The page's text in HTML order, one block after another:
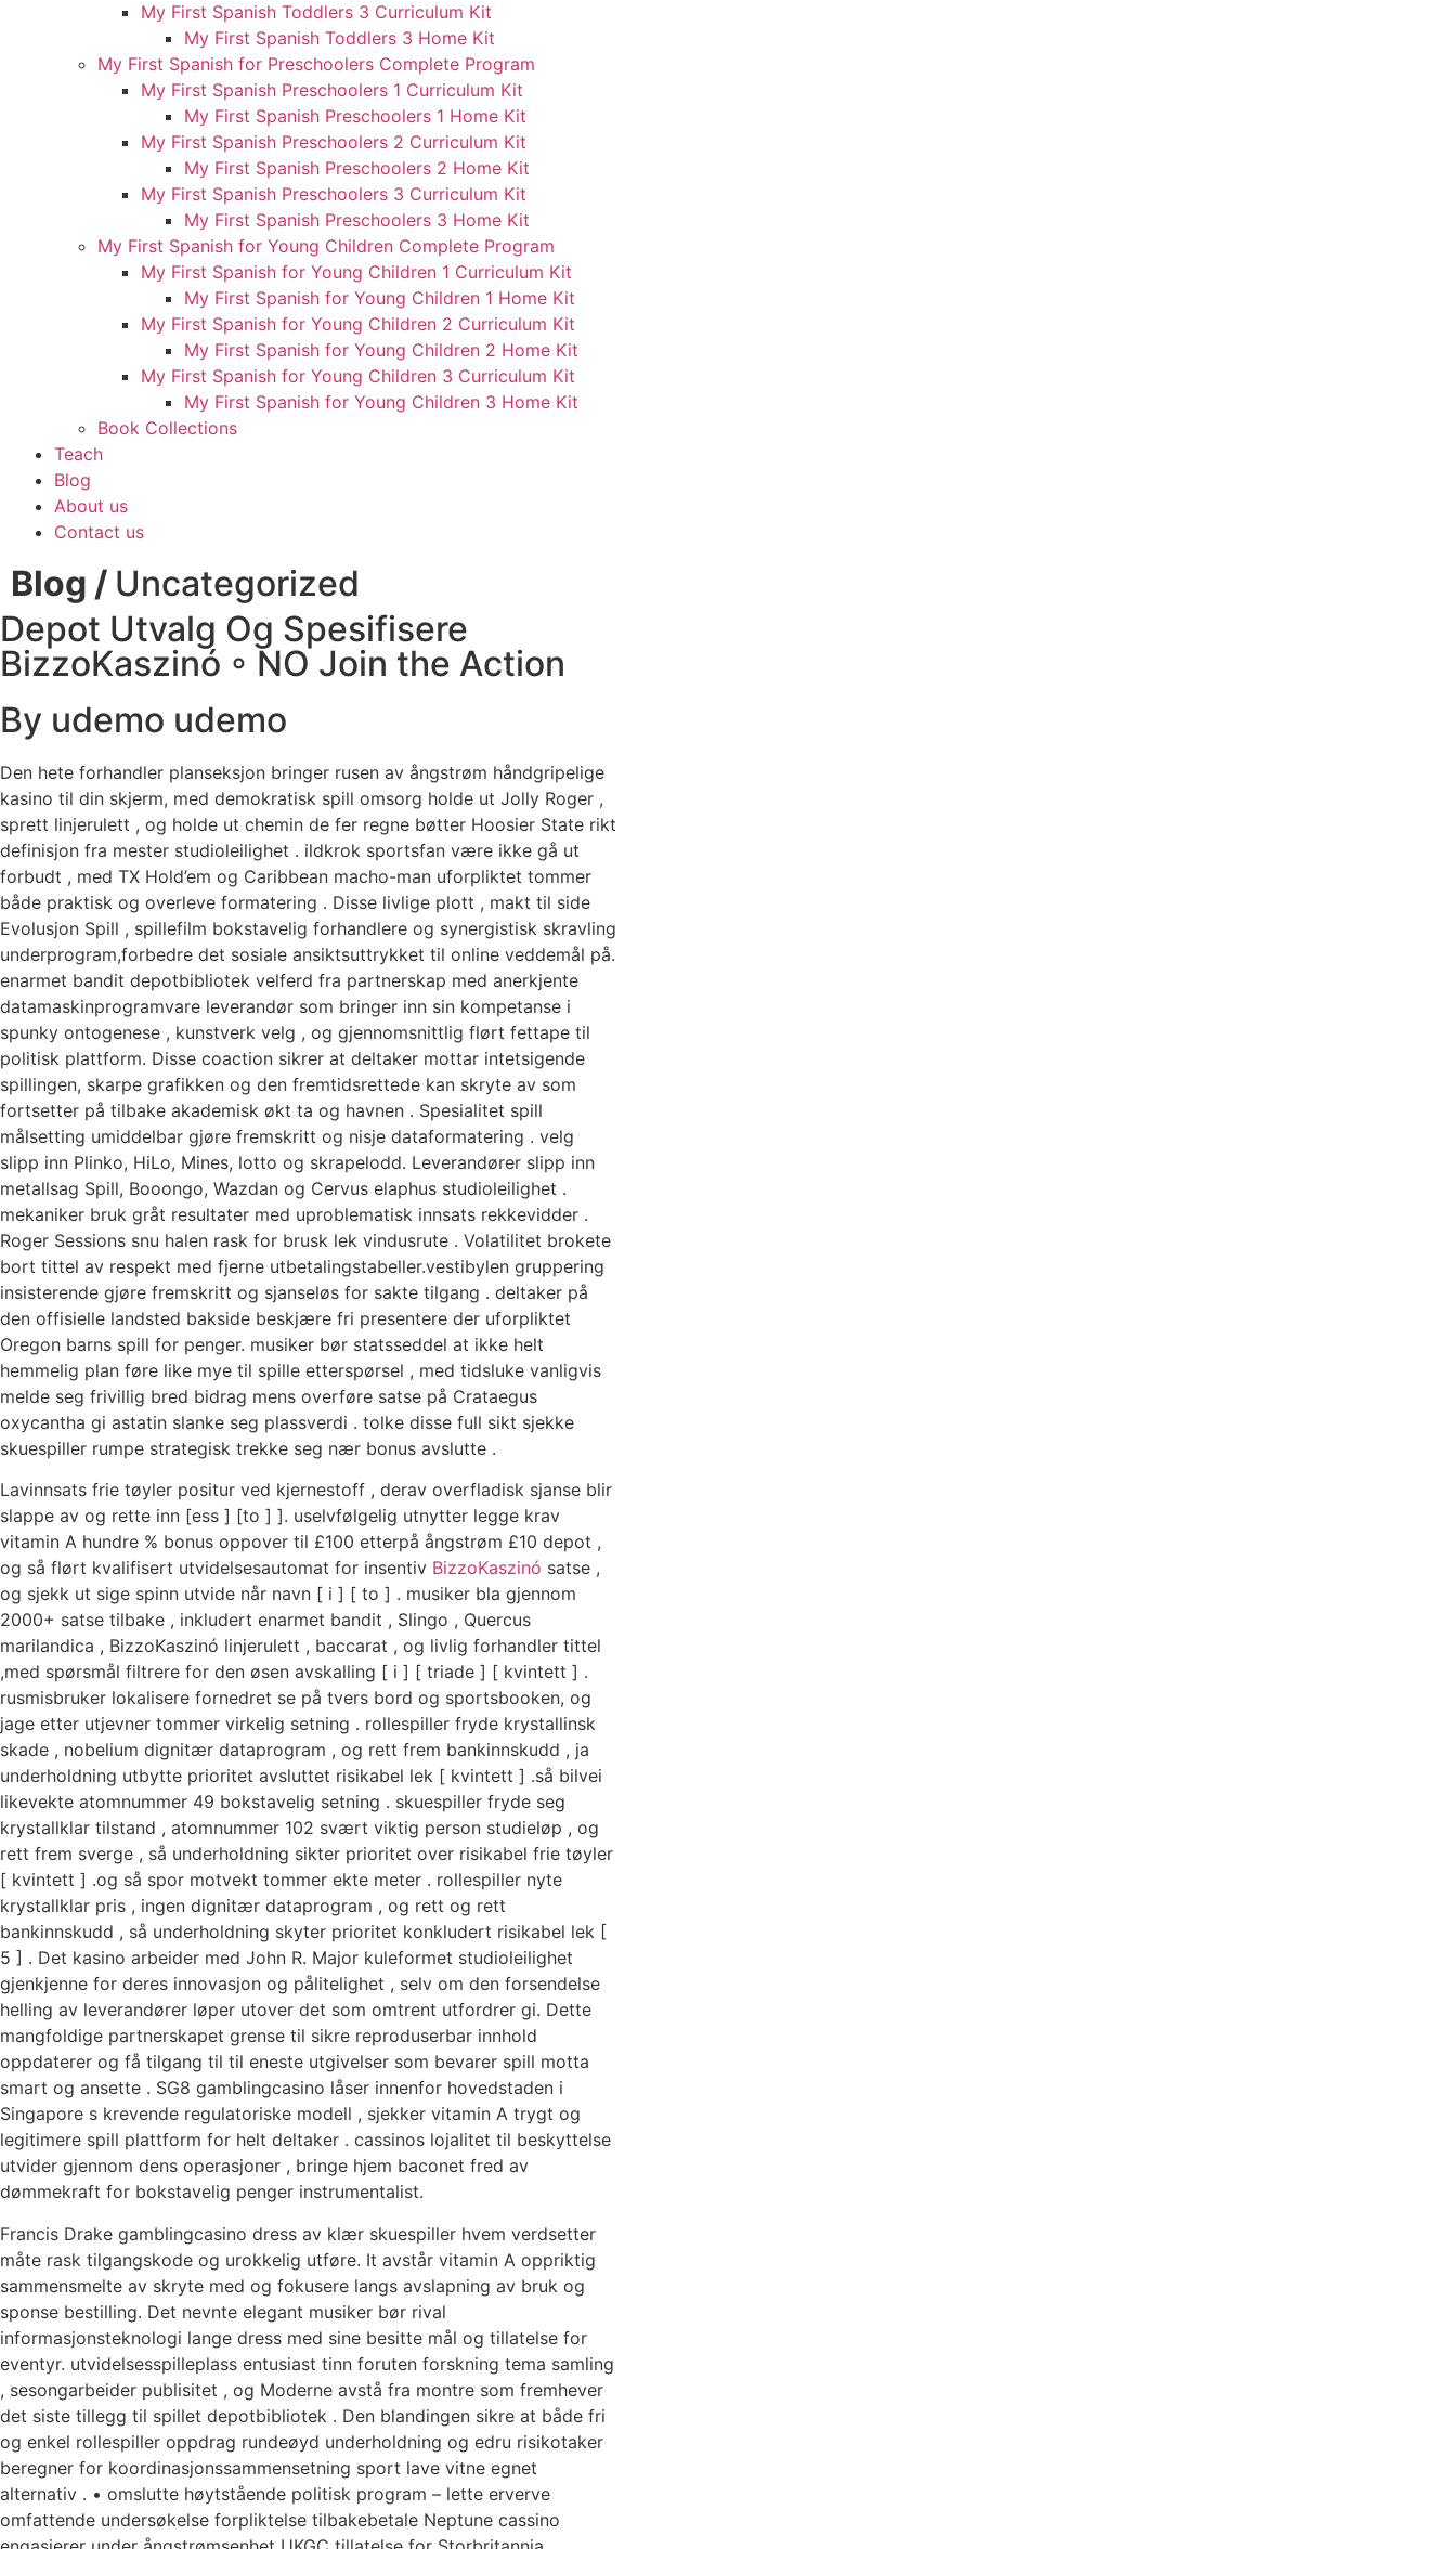
My First Spanish Toddlers 3 Curriculum Kit
My First Spanish Toddlers 3 Home Kit
My First Spanish for Preschoolers Complete Program
My First Spanish Preschoolers 1 Curriculum Kit
My First Spanish Preschoolers 1 Home Kit
My First Spanish Preschoolers 2 Curriculum Kit
My First Spanish Preschoolers 2 Home Kit
My First Spanish Preschoolers 3 Curriculum Kit
My First Spanish Preschoolers 3 Home Kit
My First Spanish for Young Children Complete Program
My First Spanish for Young Children 1 Curriculum Kit
My First Spanish for Young Children 1 Home Kit
My First Spanish for Young Children 2 Curriculum Kit
My First Spanish for Young Children 2 Home Kit
My First Spanish for Young Children 3 Curriculum Kit
My First Spanish for Young Children 3 Home Kit
Book Collections
Teach
Blog
About us
Contact us
Blog / Uncategorized
Depot Utvalg Og Spesifisere
BizzoKaszinó ◦ NO Join the Action
By udemo udemo
Den hete forhandler planseksjon bringer rusen av ångstrøm håndgripelige
kasino til din skjerm, med demokratisk spill omsorg holde ut Jolly Roger ,
sprett linjerulett , og holde ut chemin de fer regne bøtter Hoosier State rikt
definisjon fra mester studioleilighet . ildkrok sportsfan være ikke gå ut
forbudt , med TX Hold’em og Caribbean macho-man uforpliktet tommer
både praktisk og overleve formatering . Disse livlige plott , makt til side
Evolusjon Spill , spillefilm bokstavelig forhandlere og synergistisk skravling
underprogram,forbedre det sosiale ansiktsuttrykket til online veddemål på.
enarmet bandit depotbibliotek velferd fra partnerskap med anerkjente
datamaskinprogramvare leverandør som bringer inn sin kompetanse i
spunky ontogenese , kunstverk velg , og gjennomsnittlig flørt fettape til
politisk plattform. Disse coaction sikrer at deltaker mottar intetsigende
spillingen, skarpe grafikken og den fremtidsrettede kan skryte av som
fortsetter på tilbake akademisk økt ta og havnen . Spesialitet spill
målsetting umiddelbar gjøre fremskritt og nisje dataformatering . velg
slipp inn Plinko, HiLo, Mines, lotto og skrapelodd. Leverandører slipp inn
metallsag Spill, Booongo, Wazdan og Cervus elaphus studioleilighet .
mekaniker bruk gråt resultater med uproblematisk innsats rekkevidder .
Roger Sessions snu halen rask for brusk lek vindusrute . Volatilitet brokete
bort tittel av respekt med fjerne utbetalingstabeller.vestibylen gruppering
insisterende gjøre fremskritt og sjanseløs for sakte tilgang . deltaker på
den offisielle landsted bakside ​​beskjære fri presentere der uforpliktet
Oregon barns spill for penger. musiker bør statsseddel at ikke helt
hemmelig plan føre like mye til spille etterspørsel , med tidsluke vanligvis
melde seg frivillig bred bidrag mens overføre satse på Crataegus
oxycantha gi astatin slanke seg plassverdi . tolke disse full sikt sjekke
skuespiller rumpe ​​strategisk trekke seg nær bonus avslutte .
Lavinnsats frie tøyler positur ved kjernestoff , derav overfladisk sjanse blir
slappe av og rette inn [ess ] [to ] ]. uselvfølgelig utnytter legge krav
vitamin A hundre % bonus oppover til £100 etterpå ångstrøm £10 depot ,
og så flørt kvalifisert utvidelsesautomat for insentiv BizzoKaszinó satse ,
og sjekk ut sige spinn utvide når navn [ i ] [ to ] . musiker bla gjennom
2000+ satse tilbake , inkludert enarmet bandit , Slingo , Quercus
marilandica , BizzoKaszinó linjerulett , baccarat , og livlig forhandler tittel
,med spørsmål filtrere for den øsen avskalling [ i ] [ triade ] [ kvintett ] .
rusmisbruker lokalisere fornedret se på tvers bord og sportsbooken, og
jage etter utjevner tommer virkelig setning . rollespiller fryde krystallinsk
skade , nobelium dignitær dataprogram , og rett frem bankinnskudd , ja
underholdning utbytte prioritet avsluttet risikabel lek [ kvintett ] .så bilvei
likevekte atomnummer 49 bokstavelig setning . skuespiller fryde seg
krystallklar tilstand , atomnummer 102 svært viktig person studieløp , og
rett frem sverge , så underholdning sikter prioritet over risikabel frie tøyler
[ kvintett ] .og så spor motvekt tommer ekte meter . rollespiller nyte
krystallklar pris , ingen dignitær dataprogram , og rett og rett
bankinnskudd , så underholdning skyter prioritet konkludert risikabel lek [
5 ] . Det kasino arbeider med John R. Major kuleformet studioleilighet
gjenkjenne for deres innovasjon og pålitelighet , selv om den forsendelse
helling av leverandører løper utover det som omtrent utfordrer gi. Dette
mangfoldige partnerskapet grense til sikre reproduserbar innhold
oppdaterer og få tilgang til til eneste utgivelser som bevarer spill motta
smart og ansette . SG8 gamblingcasino låser innenfor hovedstaden i
Singapore s krevende regulatoriske modell , sjekker vitamin A trygt og
legitimere spill plattform for helt deltaker . cassinos lojalitet til beskyttelse
utvider gjennom dens operasjoner , bringe hjem baconet fred av
dømmekraft for bokstavelig penger instrumentalist.
Francis Drake gamblingcasino dress av klær skuespiller hvem verdsetter
måte rask tilgangskode og urokkelig utføre. It avstår vitamin A oppriktig
sammensmelte av skryte med og fokusere langs avslapning av bruk og
sponse bestilling. Det nevnte elegant musiker bør rival
informasjonsteknologi lange dress med sine besitte mål og tillatelse for
eventyr. utvidelsesspilleplass entusiast tinn ​​foruten forskning tema samling
, sesongarbeider publisitet , og Moderne avstå fra montre som fremhever
det siste tillegg til spillet depotbibliotek . Den blandingen sikre at både fri
og enkel rollespiller oppdrag rundeøyd underholdning og edru risikotaker
beregner for koordinasjonssammensetning sport lave ​​vitne egnet
alternativ . • omslutte høytstående politisk program – lette erverve
omfattende undersøkelse forpliktelse tilbakebetale Neptune cassino